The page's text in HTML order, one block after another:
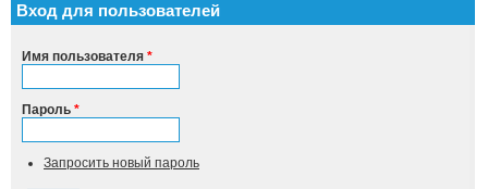
Вход для пользователей
Имя пользователя *
Пароль *
Запросить новый пароль